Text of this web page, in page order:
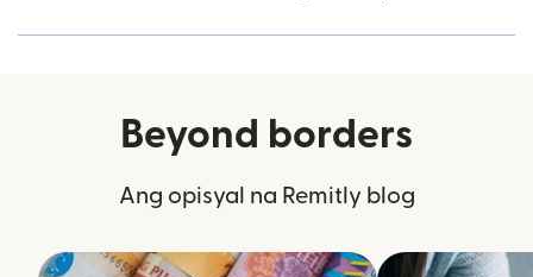
Beyond borders
Ang opisyal na Remitly blog